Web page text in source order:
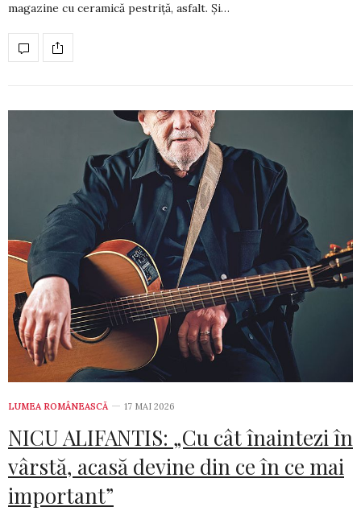
magazine cu ceramică pestriţă, asfalt. Şi…
LUMEA ROMÂNEASCĂ 17 MAI 2026
NICU ALIFANTIS: „Cu cât înaintezi în
vârstă, acasă devine din ce în ce mai
important”